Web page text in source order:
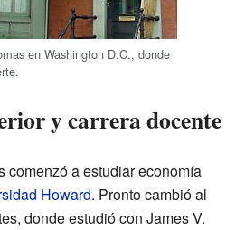
en Washington D.C., donde
y carrera docente
comenzó a estudiar economía
Howard. Pronto cambió al
donde estudió con James V.